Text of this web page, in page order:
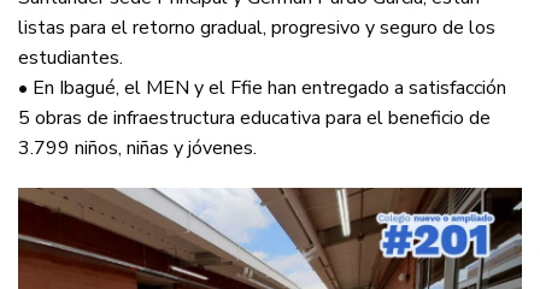
listas para el retorno gradual, progresivo y seguro de los
estudiantes.
• En Ibagué, el MEN y el Ffie han entregado a satisfacción
5 obras de infraestructura educativa para el beneficio de
3.799 niños, niñas y jóvenes.